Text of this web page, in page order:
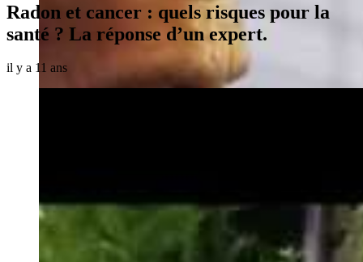
Radon et cancer : quels risques pour la
santé ? La réponse d’un expert.
il y a 11 ans